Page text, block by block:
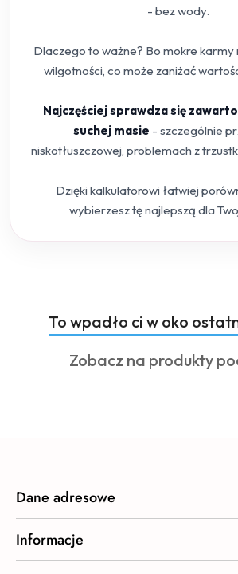
- bez wody.
Dlaczego to ważne? Bo mokre karmy
wilgotności, co może zaniżać
Najczęściej sprawdza się
suchej masie - szczególnie
niskotłuszczowej, problemach z
Dzięki kalkulatorowi łatwiej
wybierzesz tę najlepszą dla
Pomiń karuzelę produktów
Produkty
o
statusie:
To wpadło ci w oko
Produkty
Zobacz na produkty
Dane adresowe
Informacje